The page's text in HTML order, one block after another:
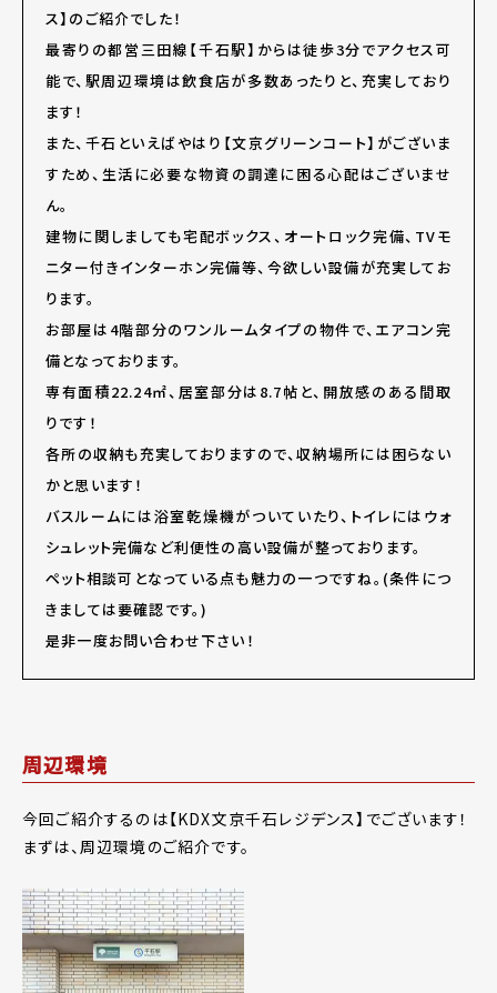
ス】のご紹介でした！
最寄りの都営三田線【千石駅】からは徒歩3分でアクセス可
能で、駅周辺環境は飲食店が多数あったりと、充実しており
ます！
また、千石といえばやはり【文京グリーンコート】がございま
すため、生活に必要な物資の調達に困る心配はございませ
ん。
建物に関しましても宅配ボックス、オートロック完備、TVモ
ニター付きインターホン完備等、今欲しい設備が充実してお
ります。
お部屋は4階部分のワンルームタイプの物件で、エアコン完
備となっております。
専有面積22.24㎡、居室部分は8.7帖と、開放感のある間取
りです！
各所の収納も充実しておりますので、収納場所には困らない
かと思います！
バスルームには浴室乾燥機がついていたり、トイレにはウォ
シュレット完備など利便性の高い設備が整っております。
ペット相談可となっている点も魅力の一つですね。(条件につ
きましては要確認です。)
是非一度お問い合わせ下さい！
周辺環境
今回ご紹介するのは【KDX文京千石レジデンス】でございます！
まずは、周辺環境のご紹介です。